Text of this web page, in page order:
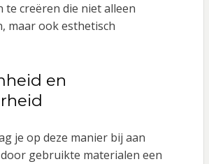
te creëren die niet alleen
maar ook esthetisch
en
je op deze manier bij aan
gebruikte materialen een